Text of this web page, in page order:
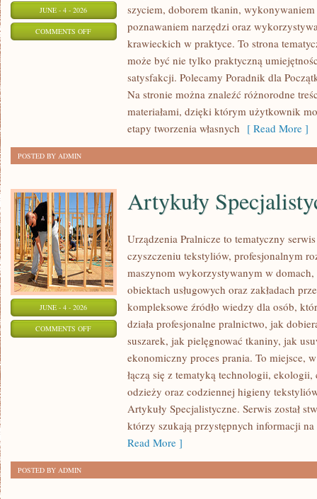
JUNE - 4 - 2026
COMMENTS OFFON
PRZERÓBKI
szyciem, doborem tkanin,
poznawaniem narzędzi oraz
krawieckich w praktyce. To strona
może być nie tylko praktyczną
satysfakcji. Polecamy Poradnik dla
Na stronie można znaleźć różnorodne
materiałami, dzięki którym użytkownik
etapy tworzenia własnych [ Read More ]
POSTED BY ADMIN
JUNE - 4 - 2026
COMMENTS OFFON
ARTYKUŁY
SPECJALISTYCZNE
Artykuły
Urządzenia Pralnicze to tematyczny
czyszczeniu tekstyliów, profesjonalnym
maszynom wykorzystywanym w
obiektach usługowych oraz zakładach
kompleksowe źródło wiedzy dla osób,
działa profesjonalne pralnictwo, jak
suszarek, jak pielęgnować tkaniny, jak
ekonomiczny proces prania. To miejsce,
łączą się z tematyką technologii,
odzieży oraz codziennej higieny
Artykuły Specjalistyczne. Serwis został
którzy szukają przystępnych informacji
Read More ]
POSTED BY ADMIN